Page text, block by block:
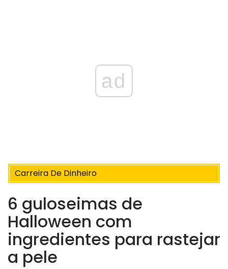
ad
Carreira De Dinheiro
6 guloseimas de
Halloween com
ingredientes para rastejar
a pele